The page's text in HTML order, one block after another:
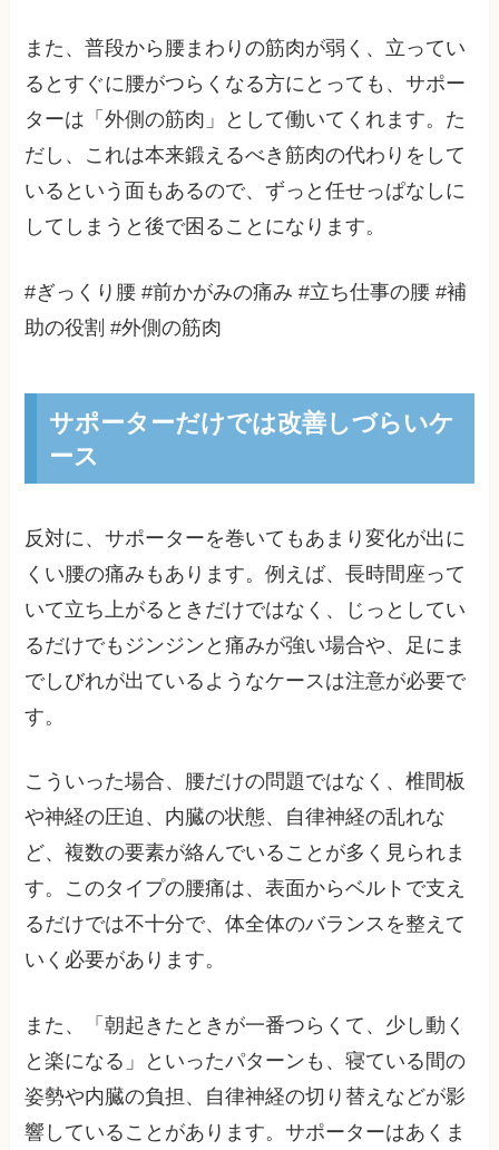
また、普段から腰まわりの筋肉が弱く、立ってい
るとすぐに腰がつらくなる方にとっても、サポー
ターは「外側の筋肉」として働いてくれます。た
だし、これは本来鍛えるべき筋肉の代わりをして
いるという面もあるので、ずっと任せっぱなしに
してしまうと後で困ることになります。
#ぎっくり腰 #前かがみの痛み #立ち仕事の腰 #補
助の役割 #外側の筋肉
サポーターだけでは改善しづらいケ
ース
反対に、サポーターを巻いてもあまり変化が出に
くい腰の痛みもあります。例えば、長時間座って
いて立ち上がるときだけではなく、じっとしてい
るだけでもジンジンと痛みが強い場合や、足にま
でしびれが出ているようなケースは注意が必要で
す。
こういった場合、腰だけの問題ではなく、椎間板
や神経の圧迫、内臓の状態、自律神経の乱れな
ど、複数の要素が絡んでいることが多く見られま
す。このタイプの腰痛は、表面からベルトで支え
るだけでは不十分で、体全体のバランスを整えて
いく必要があります。
また、「朝起きたときが一番つらくて、少し動く
と楽になる」といったパターンも、寝ている間の
姿勢や内臓の負担、自律神経の切り替えなどが影
響していることがあります。サポーターはあくま